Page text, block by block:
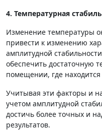
4. Температурная
Изменение температуры
привести к изменению
амплитудной
обеспечить достаточную
помещении, где находится
Учитывая эти факторы и
учетом амплитудной
достичь более точных и
результатов.